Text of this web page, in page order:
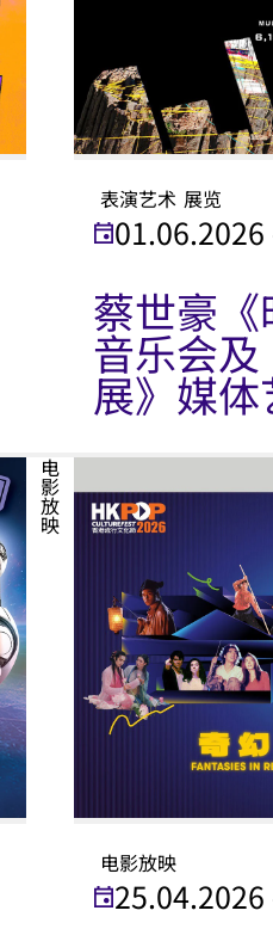
表演艺术 展览
蔡世豪《
音乐会
展》媒
电影放映
电影放映